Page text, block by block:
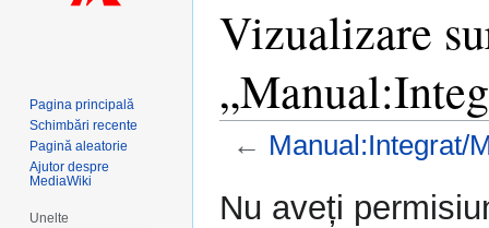
Vizualizare
← Manual:Integrat/
lalaNu aveți
Pagina principală
Schimbări recente
Pagină aleatorie
Ajutor despre
MediaWiki
Unelte